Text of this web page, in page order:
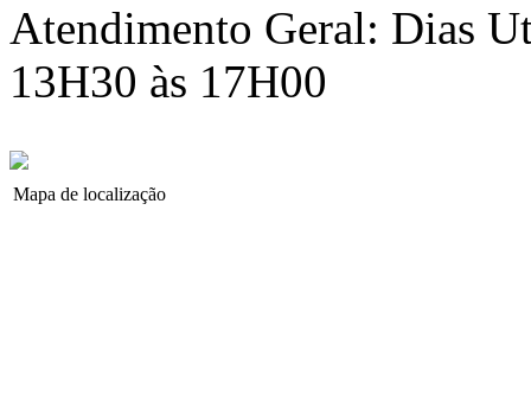
Atendimento Geral: Dias
13H30 às 17H00
Mapa de localização